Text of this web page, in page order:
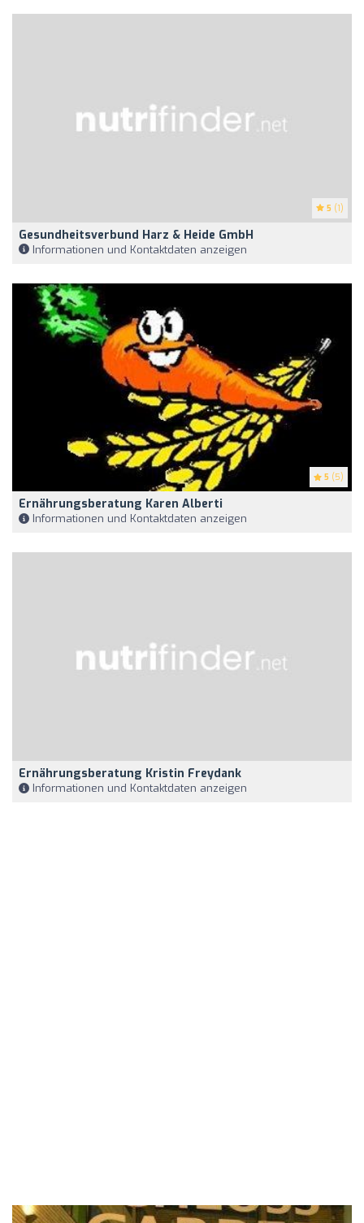
5 (1)
Gesundheitsverbund Harz & Heide GmbH
Informationen und Kontaktdaten anzeigen
5 (5)
Ernährungsberatung Karen Alberti
Informationen und Kontaktdaten anzeigen
Ernährungsberatung Kristin Freydank
Informationen und Kontaktdaten anzeigen